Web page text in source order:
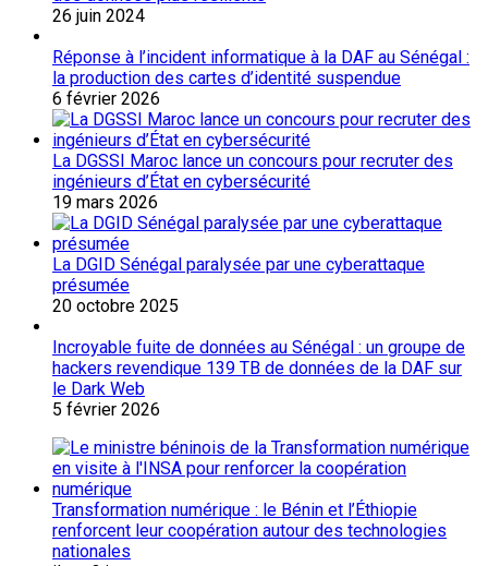
26 juin 2024
Réponse à l’incident informatique à la DAF au Sénégal :
la production des cartes d’identité suspendue
6 février 2026
La DGSSI Maroc lance un concours pour recruter des
ingénieurs d’État en cybersécurité
19 mars 2026
La DGID Sénégal paralysée par une cyberattaque
présumée
20 octobre 2025
Incroyable fuite de données au Sénégal : un groupe de
hackers revendique 139 TB de données de la DAF sur
le Dark Web
5 février 2026
Transformation numérique : le Bénin et l’Éthiopie
renforcent leur coopération autour des technologies
nationales